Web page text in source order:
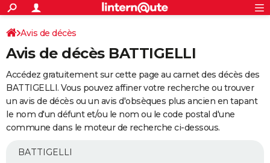
ACTUALITÉS
Politique
Société
Faits Divers
Education
Monde
Villes
+
SPORT
Coupe du monde 2026
Football
Tennis
Cyclisme
Rugby
Forum
Programme TV
TNT
Streaming
Cinéma
Sorties cinéma
Musique
+
FINANCE
Impôts
Immobilier
Risques naturels par ville
Banque
Assurance
Crédit
AUTO
Essais
Réserver un essai
Citadines
Berlines
SUV
Forum auto
+
Mobiles
Meilleur smartphone
Internet
Ordinateurs
Jeux vidéo
Guide high-tech
Avis de décès
Avis de décès BATTIGELLI
Accédez gratuitement sur cette page au carnet des décès des
BATTIGELLI. Vous pouvez affiner votre recherche ou trouver
un avis de décès ou un avis d'obsèques plus ancien en tapant
le nom d'un défunt et/ou le nom ou le code postal d'une
commune dans le moteur de recherche ci-dessous.